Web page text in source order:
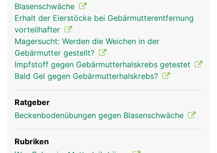
Blasenschwäche
Erhalt der Eierstöcke bei Gebärmutterentfernung
vorteilhafter
Magersucht: Werden die Weichen in der
Gebärmutter gestellt?
Impfstoff gegen Gebärmutterhalskrebs getestet
Bald Gel gegen Gebärmutterhalskrebs?
Ratgeber
Beckenbodenübungen gegen Blasenschwäche
Rubriken